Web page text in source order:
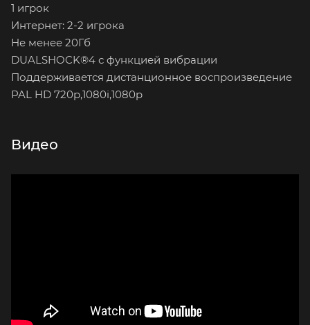
1 игрок
Интернет: 2-2 игрока
Не менее 20Гб
DUALSHOCK®4 с функцией вибрации
Поддерживается дистанционное воспроизведение
PAL HD 720p,1080i,1080p
Видео